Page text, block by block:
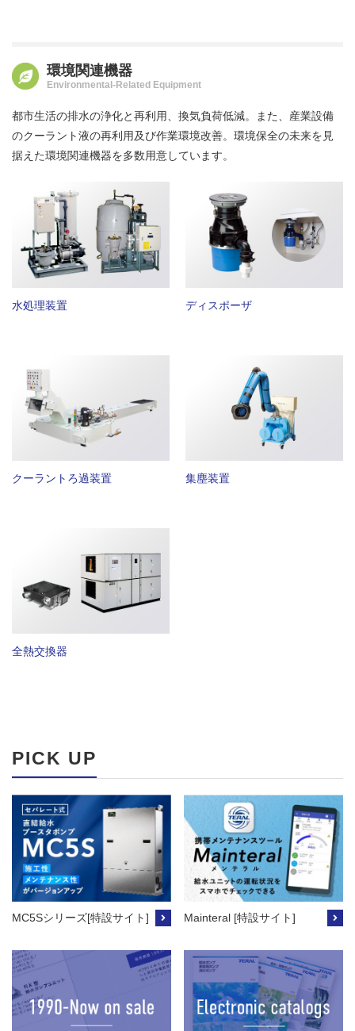
環境関連機器
Environmental-Related Equipment
都市生活の排水の浄化と再利用、換気負荷低減。また、産業設備
のクーラント液の再利用及び作業環境改善。環境保全の未来を見
据えた環境関連機器を多数用意しています。
水処理装置 ディスポーザ
クーラントろ過装置 集塵装置
全熱交換器
PICK UP
MC5Sシリーズ[特設サイト] Mainteral [特設サイト]